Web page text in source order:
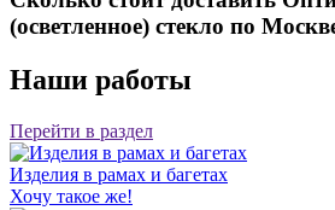
(осветленное) стекло по
Наши работы
Перейти в раздел
Изделия в рамах и багетах
Хочу такое же!